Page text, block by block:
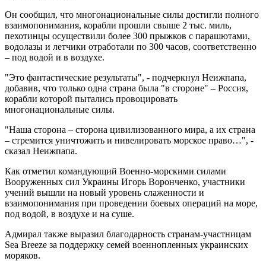
Он сообщил, что многонациональные силы достигли полного
взаимопонимания, корабли прошли свыше 2 тыс. миль,
пехотинцы осуществили более 300 прыжков с парашютами,
водолазы и летчики отработали по 300 часов, соответственно
– под водой и в воздухе.
"Это фантастические результаты", - подчеркнул Неижпапа,
добавив, что только одна страна была "в стороне" – Россия,
корабли которой пытались провоцировать
многонациональные силы.
"Наша сторона – сторона цивилизованного мира, а их страна
– стремится уничтожить и нивелировать морское право…", -
сказал Неижпапа.
Как отметил командующий Военно-морскими силами
Вооруженных сил Украины Игорь Воронченко, участники
учений вышли на новый уровень слаженности и
взаимопонимания при проведении боевых операций на море,
под водой, в воздухе и на суше.
Адмирал также выразил благодарность странам-участницам
Sea Breeze за поддержку семей военнопленных украинских
моряков.